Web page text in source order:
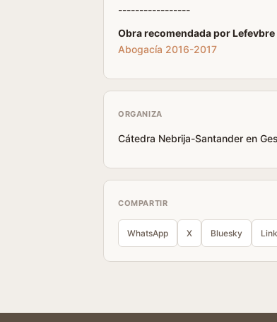
-----------------
Obra recomendada por Lefevbre
Abogacía 2016-2017
ORGANIZA
Cátedra Nebrija-Santander en
COMPARTIR
WhatsApp X Bluesky